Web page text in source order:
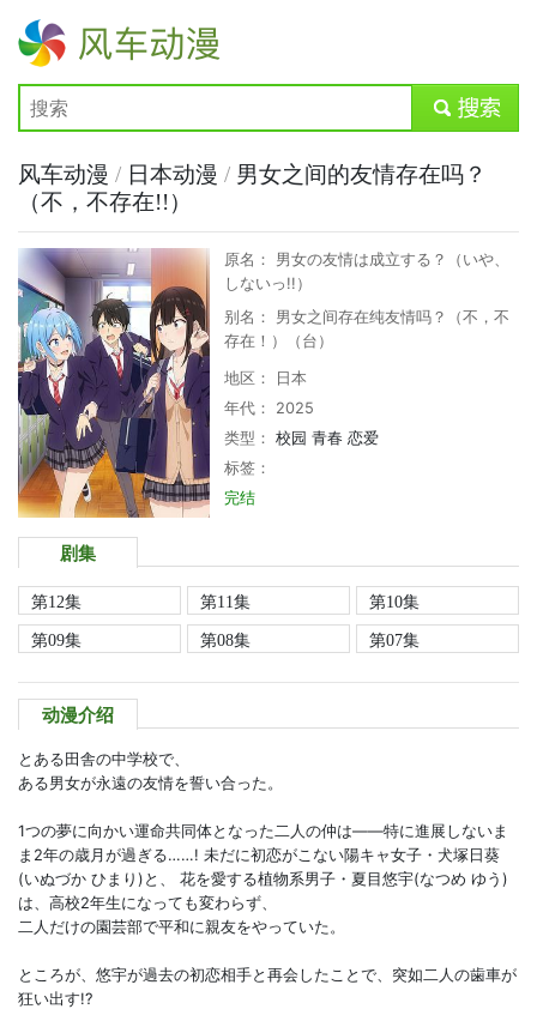
风车动漫
submit
风车动漫 / 日本动漫 / 男女之间的友情存在吗？
（不，不存在!!）
原名： 男女の友情は成立する？（いや、
しないっ!!）
别名： 男女之间存在纯友情吗？（不，不
存在！）（台）
地区： 日本
年代： 2025
类型：校园 青春 恋爱
标签：
完结
剧集
第12集 第11集
第10集
第09集
第08集 第07集
动漫介绍
とある田舎の中学校で、
ある男女が永遠の友情を誓い合った。
1つの夢に向かい運命共同体となった二人の仲は――特に進展しないま
ま2年の歳月が過ぎる……! 未だに初恋がこない陽キャ女子・犬塚日葵
(いぬづか ひまり)と、 花を愛する植物系男子・夏目悠宇(なつめ ゆう)
は、高校2年生になっても変わらず、
二人だけの園芸部で平和に親友をやっていた。
ところが、悠宇が過去の初恋相手と再会したことで、突如二人の歯車が
狂い出す!?